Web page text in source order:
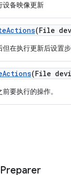
设备映像更新
Actions(File
在执行更新后设置
Actions(File
要执行的操作。
Preparer